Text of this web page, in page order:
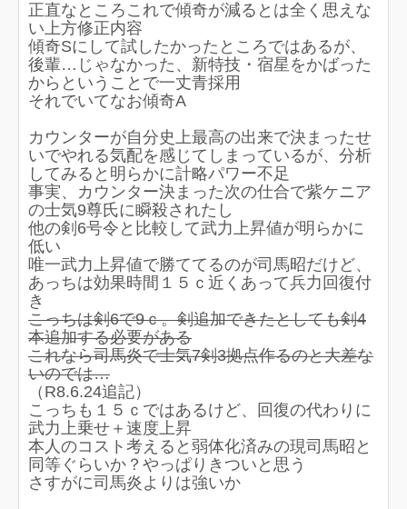
正直なところこれで傾奇が減るとは全く思えな
い上方修正内容
傾奇Sにして試したかったところではあるが、
後輩…じゃなかった、新特技・宿星をかばった
からということで一丈青採用
それでいてなお傾奇A
カウンターが自分史上最高の出来で決まったせ
いでやれる気配を感じてしまっているが、分析
してみると明らかに計略パワー不足
事実、カウンター決まった次の仕合で紫ケニア
の士気9尊氏に瞬殺されたし
他の剣6号令と比較して武力上昇値が明らかに
低い
唯一武力上昇値で勝ててるのが司馬昭だけど、
あっちは効果時間１５ｃ近くあって兵力回復付
き
こっちは剣6で9ｃ。剣追加できたとしても剣4
本追加する必要がある
これなら司馬炎で士気7剣3拠点作るのと大差な
いのでは…
（R8.6.24追記）
こっちも１５ｃではあるけど、回復の代わりに
武力上乗せ＋速度上昇
本人のコスト考えると弱体化済みの現司馬昭と
同等ぐらいか？やっぱりきついと思う
さすがに司馬炎よりは強いか